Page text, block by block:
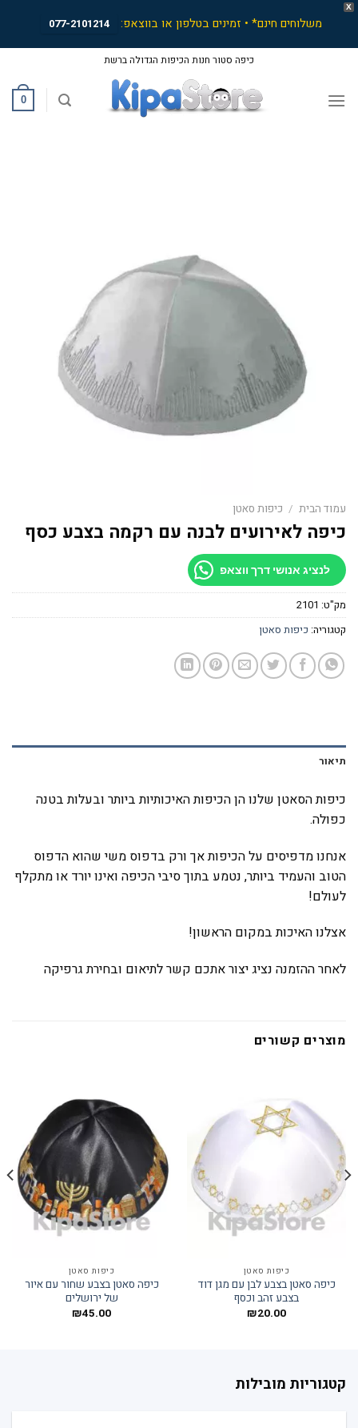
X
משלוחים חינם* • זמינים בטלפון או בווצאפ: 077-2101214
content
כיפה סטור חנות הכיפות הגדולה ברשת
0
עמוד הבית / כיפות סאטן
כיפה לאירועים לבנה עם רקמה בצבע כסף
לנציג אנושי דרך ווצאפ
מק"ט: 2101
קטגוריה: כיפות סאטן
תיאור
כיפות הסאטן שלנו הן הכיפות האיכותיות ביותר ובעלות בטנה
כפולה.
אנחנו מדפיסים על הכיפות אך ורק בדפוס משי שהוא הדפוס
הטוב והעמיד ביותר, נטמע בתוך סיבי הכיפה ואינו יורד או מתקלף
לעולם!
אצלנו האיכות במקום הראשון!
לאחר ההזמנה נציג יצור אתכם קשר לתיאום ובחירת גרפיקה
מוצרים קשורים
כיפות סאטן
כיפה סאטן בצבע לבן עם מגן דוד
בצבע זהב וכסף
₪20.00
כיפות סאטן
כיפה סאטן בצבע שחור עם איור
של ירושלים
₪45.00
קטגוריות מובילות